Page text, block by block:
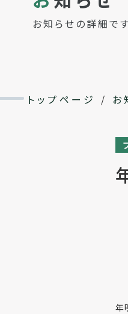
お知らせの詳細です
トップページ / お
年